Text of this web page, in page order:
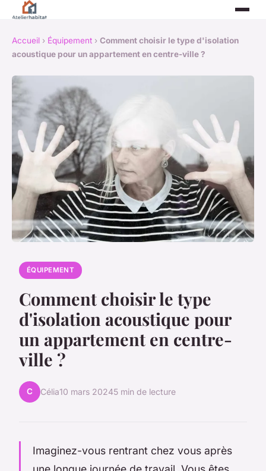
Accueil › Équipement › Comment choisir le type d'isolation
acoustique pour un appartement en centre-ville ?
ÉQUIPEMENT
Comment choisir le type
d'isolation acoustique pour
un appartement en centre-
ville ?
C Célia10 mars 20245 min de lecture
Imaginez-vous rentrant chez vous après